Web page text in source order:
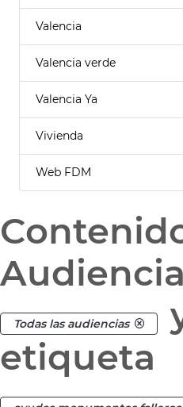
Valencia
Valencia verde
Valencia Ya
Vivienda
Web FDM
Audiencia
Todas las audiencias
etiqueta